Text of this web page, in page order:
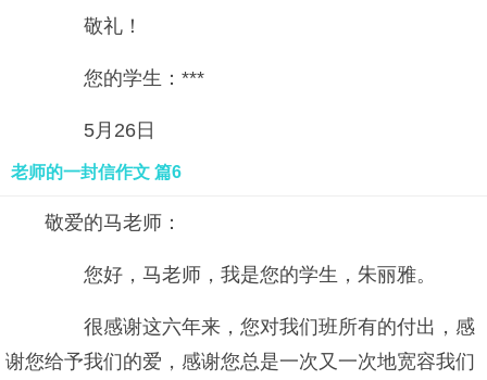
敬礼！
您的学生：***
5月26日
老师的一封信作文 篇6
敬爱的马老师：
您好，马老师，我是您的学生，朱丽雅。
很感谢这六年来，您对我们班所有的付出，感
谢您给予我们的爱，感谢您总是一次又一次地宽容我们